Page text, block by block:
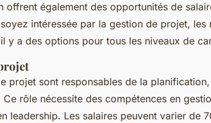
offrent également des opportunités de
intéressée par la gestion de projet, les
y a des options pour tous les niveaux de
projet sont responsables de la
rôle nécessite des compétences en
leadership. Les salaires peuvent varier de